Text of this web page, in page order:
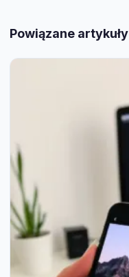
Powiązane artykuły